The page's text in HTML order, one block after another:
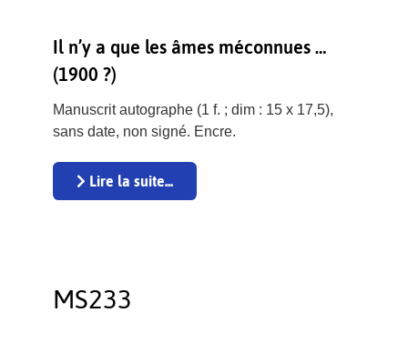
Il n’y a que les âmes méconnues …
(1900 ?)
Manuscrit autographe (1 f. ; dim : 15 x 17,5),
sans date, non signé. Encre.
Lire la suite...
MS233